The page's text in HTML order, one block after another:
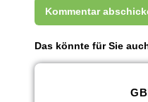
Das könnte für Sie